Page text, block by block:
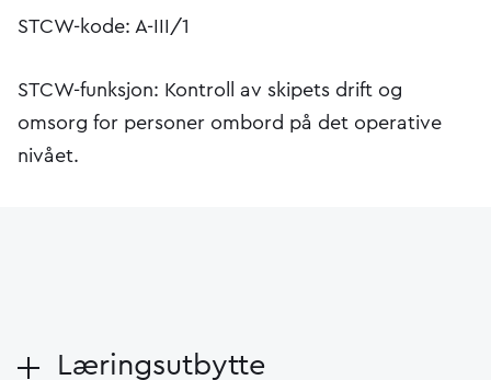
STCW-kode: A-III/1
STCW-funksjon: Kontroll av skipets drift og
omsorg for personer ombord på det operative
nivået.
Læringsutbytte